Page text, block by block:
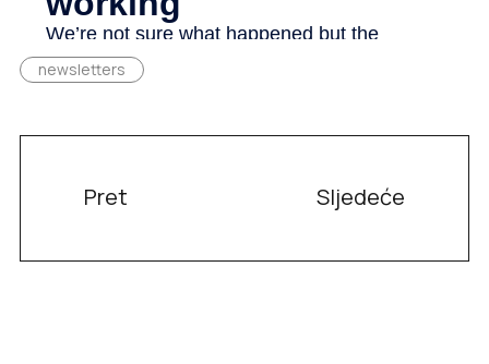
newsletters
Pret Sljedeće